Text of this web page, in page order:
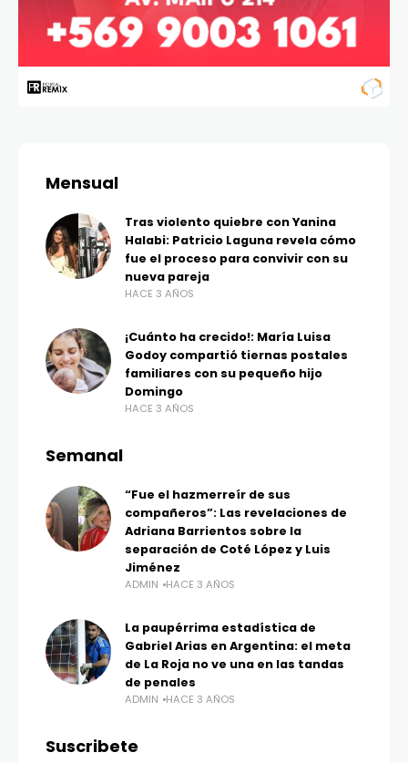
Mensual
Tras violento quiebre con Yanina
Halabi: Patricio Laguna revela cómo
fue el proceso para convivir con su
nueva pareja
HACE 3 AÑOS
¡Cuánto ha crecido!: María Luisa
Godoy compartió tiernas postales
familiares con su pequeño hijo
Domingo
HACE 3 AÑOS
Semanal
“Fue el hazmerreír de sus
compañeros”: Las revelaciones de
Adriana Barrientos sobre la
separación de Coté López y Luis
Jiménez
ADMIN HACE 3 AÑOS
La paupérrima estadística de
Gabriel Arias en Argentina: el meta
de La Roja no ve una en las tandas
de penales
ADMIN HACE 3 AÑOS
Suscribete